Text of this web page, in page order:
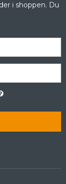
i shoppen. Du